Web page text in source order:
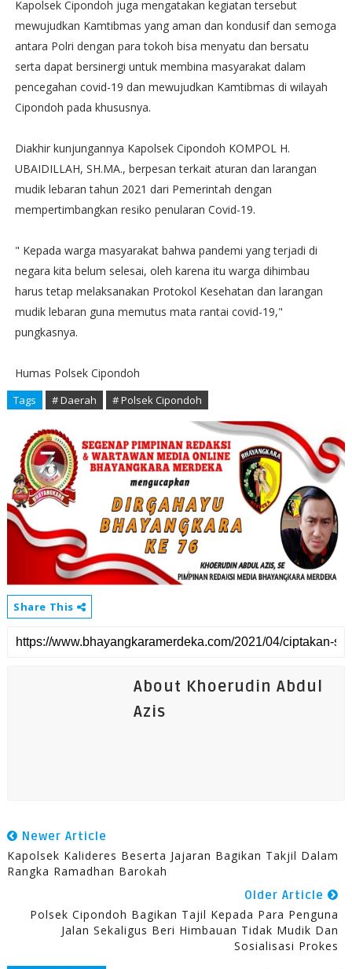
Kapolsek Cipondoh juga mengatakan kegiatan tersebut
mewujudkan Kamtibmas yang aman dan kondusif dan semoga
antara Polri dengan para tokoh bisa menyatu dan bersatu
serta dapat bersinergi untuk membina masyarakat dalam
pencegahan covid-19 dan mewujudkan Kamtibmas di wilayah
Cipondoh pada khususnya.
Diakhir kunjungannya Kapolsek Cipondoh KOMPOL H.
UBAIDILLAH, SH.MA., berpesan terkait aturan dan larangan
mudik lebaran tahun 2021 dari Pemerintah dengan
mempertimbangkan resiko penularan Covid-19.
" Kepada warga masyarakat bahwa pandemi yang terjadi di
negara kita belum selesai, oleh karena itu warga dihimbau
harus tetap melaksanakan Protokol Kesehatan dan larangan
mudik lebaran guna memutus mata rantai covid-19,"
pungkasnya.
Humas Polsek Cipondoh
Tags # Daerah # Polsek Cipondoh
Share This
About Khoerudin Abdul
Azis
Newer Article
Kapolsek Kalideres Beserta Jajaran Bagikan Takjil Dalam
Rangka Ramadhan Barokah
Older Article
Polsek Cipondoh Bagikan Tajil Kepada Para Penguna
Jalan Sekaligus Beri Himbauan Tidak Mudik Dan
Sosialisasi Prokes